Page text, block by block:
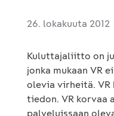
26. lokakuuta 2012
Kuluttajaliitto on
jonka mukaan VR
olevia virheitä. VR
tiedon. VR korvaa
palveluissaan